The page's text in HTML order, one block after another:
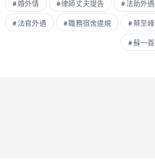
婚外情 律師丈夫提告 法助外遇
法官外遇 職務宿舍違規 蔡至峰
蘇一善